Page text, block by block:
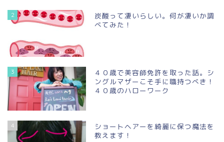
2
炭酸って凄いらしい。何が凄いか調
べてみた！
3
４０歳で美容師免許を取った話。シ
ングルマザーこそ手に職持つべき！
４０歳のハローワーク
4
ショートヘアーを綺麗に保つ魔法を
教えます！